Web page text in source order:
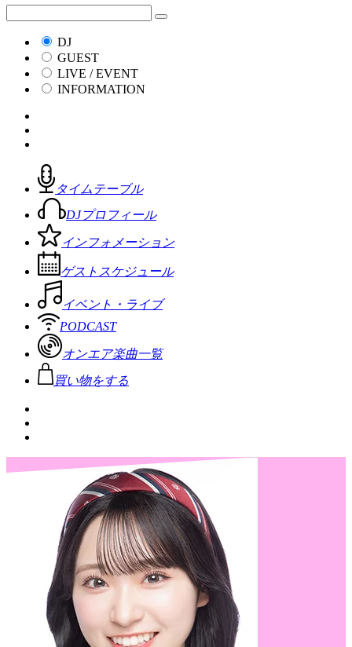
DJ
GUEST
LIVE / EVENT
INFORMATION
タイムテーブル
DJプロフィール
インフォメーション
ゲストスケジュール
イベント・ライブ
PODCAST
オンエア楽曲一覧
買い物をする